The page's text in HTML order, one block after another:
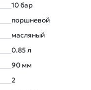
10 бар
поршневой
масляный
0.85 л
90 мм
2